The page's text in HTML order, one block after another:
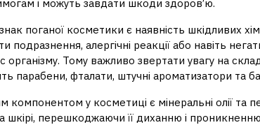
і можуть завдати шкоди здоров’ю.
поганої косметики є наявність шкідливих
подразнення, алергічні реакції або навіть
організму. Тому важливо звертати увагу на
парабени, фталати, штучні ароматизатори та
у косметиці є мінеральні олії та
шкірі, перешкоджаючи її диханню і